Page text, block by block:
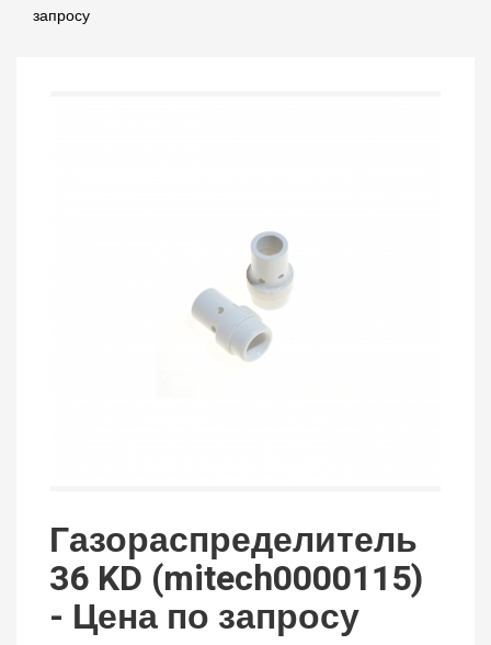
запросу
Газораспределитель
36 KD (mitech0000115)
- Цена по запросу